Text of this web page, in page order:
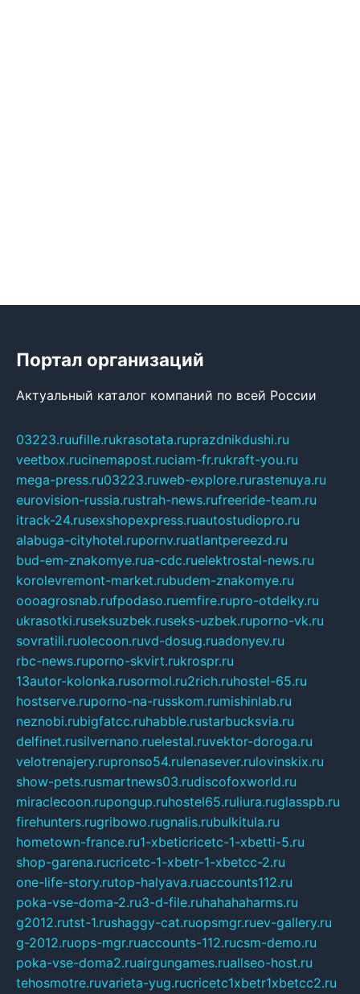
Портал организаций
Актуальный каталог компаний по всей России
03223.ruufille.rukrasotata.ruprazdnikdushi.ru
veetbox.rucinemapost.ruciam-fr.rukraft-you.ru
mega-press.ru03223.ruweb-explore.rurastenuya.ru
eurovision-russia.rustrah-news.rufreeride-team.ru
itrack-24.rusexshopexpress.ruautostudiopro.ru
alabuga-cityhotel.rupornv.ruatlantpereezd.ru
bud-em-znakomye.rua-cdc.ruelektrostal-news.ru
korolevremont-market.rubudem-znakomye.ru
oooagrosnab.rufpodaso.ruemfire.rupro-otdelky.ru
ukrasotki.ruseksuzbek.ruseks-uzbek.ruporno-vk.ru
sovratili.ruolecoon.ruvd-dosug.ruadonyev.ru
rbc-news.ruporno-skvirt.rukrospr.ru
13autor-kolonka.rusormol.ru2rich.ruhostel-65.ru
hostserve.ruporno-na-russkom.rumishinlab.ru
neznobi.rubigfatcc.ruhabble.rustarbucksvia.ru
delfinet.rusilvernano.ruelestal.ruvektor-doroga.ru
velotrenajery.rupronso54.rulenasever.rulovinskix.ru
show-pets.rusmartnews03.rudiscofoxworld.ru
miraclecoon.rupongup.ruhostel65.ruliura.ruglasspb.ru
firehunters.rugribowo.rugnalis.rubulkitula.ru
hometown-france.ru1-xbeticricetc-1-xbetti-5.ru
shop-garena.rucricetc-1-xbetr-1-xbetcc-2.ru
one-life-story.rutop-halyava.ruaccounts112.ru
poka-vse-doma-2.ru3-d-file.ruhahahaharms.ru
g2012.rutst-1.rushaggy-cat.ruopsmgr.ruev-gallery.ru
g-2012.ruops-mgr.ruaccounts-112.rucsm-demo.ru
poka-vse-doma2.ruairgungames.ruallseo-host.ru
tehosmotre.ruvarieta-yug.rucricetc1xbetr1xbetcc2.ru